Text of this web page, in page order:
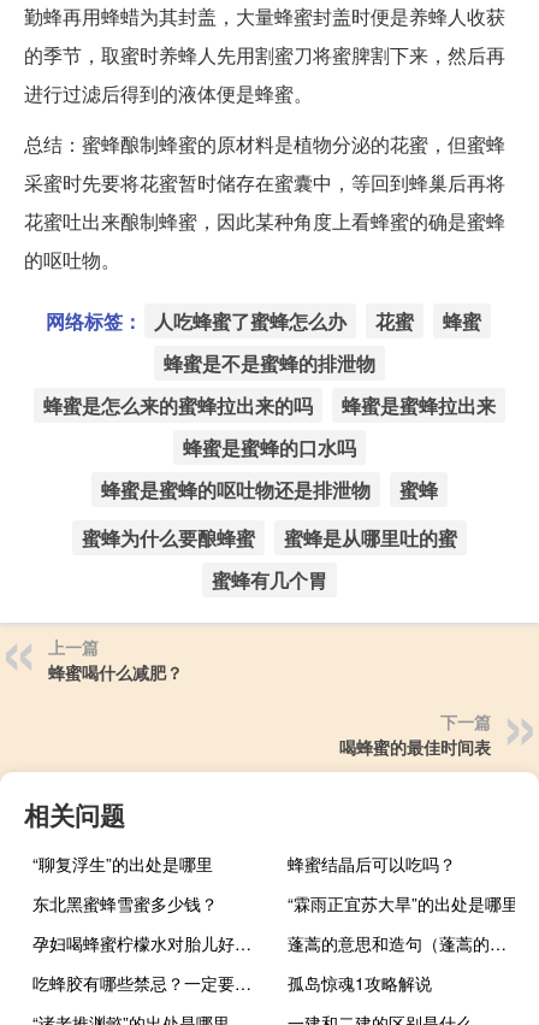
勤蜂再用蜂蜡为其封盖，大量蜂蜜封盖时便是养蜂人收获
的季节，取蜜时养蜂人先用割蜜刀将蜜脾割下来，然后再
进行过滤后得到的液体便是蜂蜜。
总结 ：蜜蜂酿制蜂蜜的原材料是植物分泌的花蜜，但蜜蜂
采蜜时先要将花蜜暂时储存在蜜囊中，等回到蜂巢后再将
花蜜吐出来酿制蜂蜜，因此某种角度上看蜂蜜的确是蜜蜂
的呕吐物。
网络标签： 人吃蜂蜜了蜜蜂怎么办 花蜜
蜂蜜
蜂蜜是不是蜜蜂的排泄物
蜂蜜是怎么来的蜜蜂拉出来的吗
蜂蜜是蜜蜂拉出来
蜂蜜是蜜蜂的口水吗
蜂蜜是蜜蜂的呕吐物还是排泄物
蜜蜂
蜜蜂为什么要酿蜂蜜
蜜蜂是从哪里吐的蜜
蜜蜂有几个胃
上一篇
蜂蜜喝什么减肥？
下一篇
喝蜂蜜的最佳时间表
相关问题
“聊复浮生”的出处是哪里
蜂蜜结晶后可以吃吗？
东北黑蜜蜂雪蜜多少钱？
“霖雨正宜苏大旱”的出处是哪里
孕妇喝蜂蜜柠檬水对胎儿好吗-孕妇给胎儿喝蜂蜜好吗？
蓬蒿的意思和造句（蓬蒿的意思）
吃蜂胶有哪些禁忌？一定要防过敏，孕妇和小孩不要吃！
孤岛惊魂1攻略解说